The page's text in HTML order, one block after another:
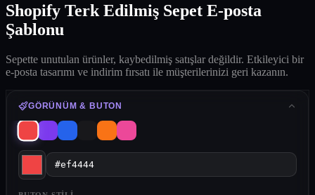
Shopify Terk Edilmiş Sepet E-posta
Şablonu
Sepette unutulan ürünler, kaybedilmiş satışlar değildir. Etkileyici bir
e-posta tasarımı ve indirim fırsatı ile müşterilerinizi geri kazanın.
GÖRÜNÜM & BUTON